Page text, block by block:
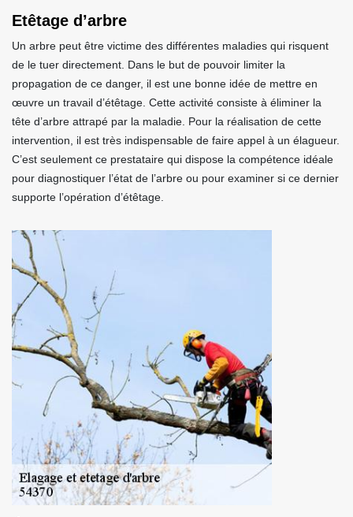
Etêtage d’arbre
Un arbre peut être victime des différentes maladies qui risquent
de le tuer directement. Dans le but de pouvoir limiter la
propagation de ce danger, il est une bonne idée de mettre en
œuvre un travail d’étêtage. Cette activité consiste à éliminer la
tête d’arbre attrapé par la maladie. Pour la réalisation de cette
intervention, il est très indispensable de faire appel à un élagueur.
C’est seulement ce prestataire qui dispose la compétence idéale
pour diagnostiquer l’état de l’arbre ou pour examiner si ce dernier
supporte l’opération d’étêtage.